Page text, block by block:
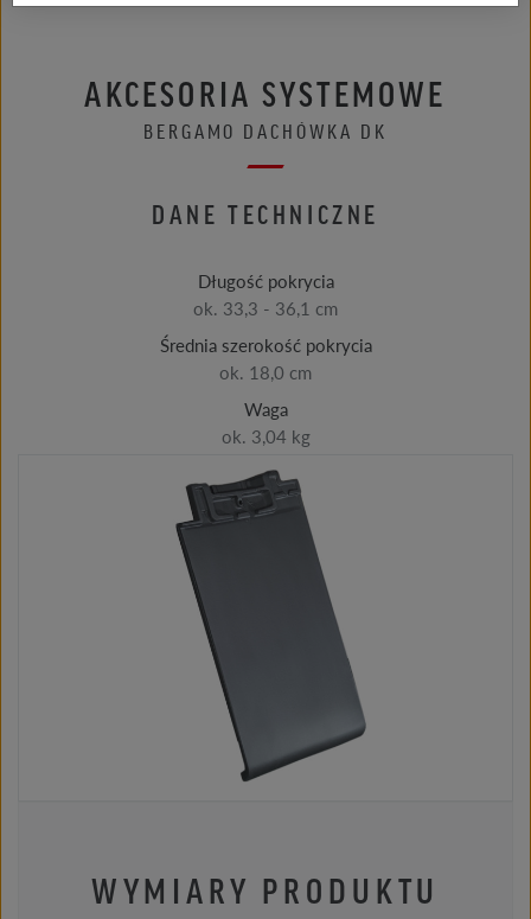
AKCESORIA SYSTEMOWE
BERGAMO DACHÓWKA DK
DANE TECHNICZNE
Długość pokrycia
ok. 33,3 - 36,1 cm
Średnia szerokość pokrycia
ok. 18,0 cm
Waga
ok. 3,04 kg
WYMIARY PRODUKTU